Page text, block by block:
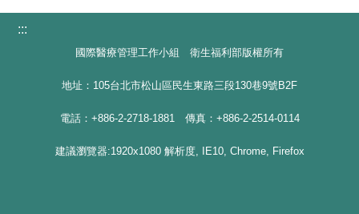
:::
國際醫療管理工作小組 衛生福利部版權所有
地址：105台北市松山區民生東路三段130巷9號B2F
電話：+886-2-2718-1881 傳真：+886-2-2514-0114
建議瀏覽器:1920x1080 解析度, IE10, Chrome, Firefox